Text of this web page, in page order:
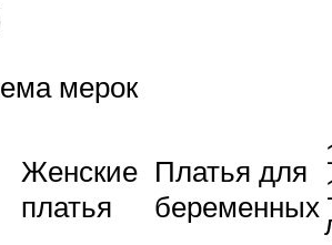
мерок
Женские
платья
Платья для
беременных